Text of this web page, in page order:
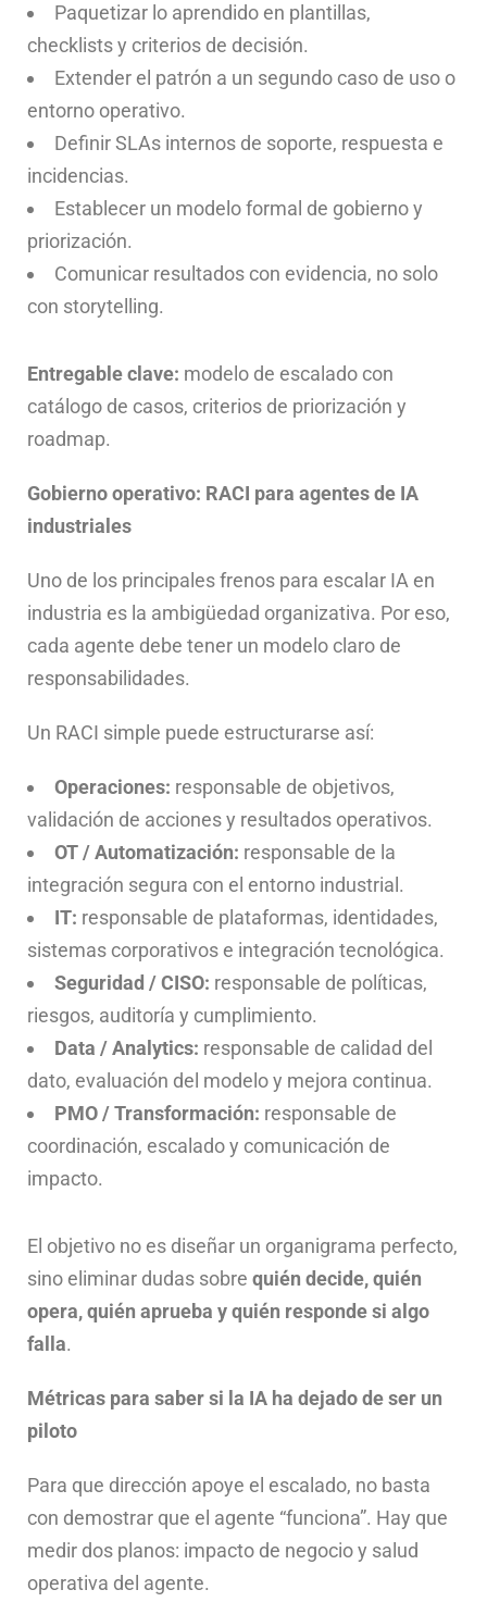
Paquetizar lo aprendido en plantillas,
checklists y criterios de decisión.
Extender el patrón a un segundo caso de uso o
entorno operativo.
Definir SLAs internos de soporte, respuesta e
incidencias.
Establecer un modelo formal de gobierno y
priorización.
Comunicar resultados con evidencia, no solo
con storytelling.
Entregable clave: modelo de escalado con
catálogo de casos, criterios de priorización y
roadmap.
Gobierno operativo: RACI para agentes de IA
industriales
Uno de los principales frenos para escalar IA en
industria es la ambigüedad organizativa. Por eso,
cada agente debe tener un modelo claro de
responsabilidades.
Un RACI simple puede estructurarse así:
Operaciones: responsable de objetivos,
validación de acciones y resultados operativos.
OT / Automatización: responsable de la
integración segura con el entorno industrial.
IT: responsable de plataformas, identidades,
sistemas corporativos e integración tecnológica.
Seguridad / CISO: responsable de políticas,
riesgos, auditoría y cumplimiento.
Data / Analytics: responsable de calidad del
dato, evaluación del modelo y mejora continua.
PMO / Transformación: responsable de
coordinación, escalado y comunicación de
impacto.
El objetivo no es diseñar un organigrama perfecto,
sino eliminar dudas sobre quién decide, quién
opera, quién aprueba y quién responde si algo
falla.
Métricas para saber si la IA ha dejado de ser un
piloto
Para que dirección apoye el escalado, no basta
con demostrar que el agente “funciona”. Hay que
medir dos planos: impacto de negocio y salud
operativa del agente.